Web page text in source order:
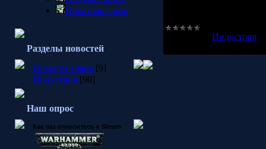
Обратная связь
Разделы новостей
Новости клана [9]
Индустрия [90]
Наш опрос
Как вы относитесь к Steam
Индустрия